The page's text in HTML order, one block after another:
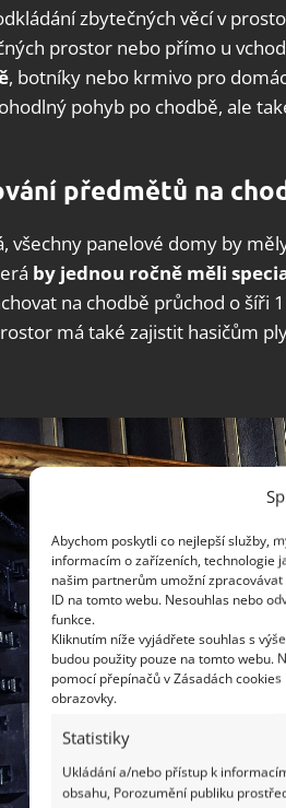
Abychom poskytli co nejlepší služby,
informacím o zařízeních, technologie
našim partnerům umožní
ID na tomto webu. Nesouhlas nebo
funkce.
Kliknutím níže vyjádřete souhlas s
budou použity pouze na tomto webu.
pomocí přepínačů v Zásadách
obrazovky.
Statistiky
Ukládání a/nebo přístup k
obsahu, Porozumění publiku
zbytečných věcí v
prostor nebo přímo u
, botníky nebo krmivo pro
pohyb po chodbě, ale
předmětů na
všechny panelové domy by
by jednou ročně měli
na chodbě průchod o šíři
má také zajistit hasičům